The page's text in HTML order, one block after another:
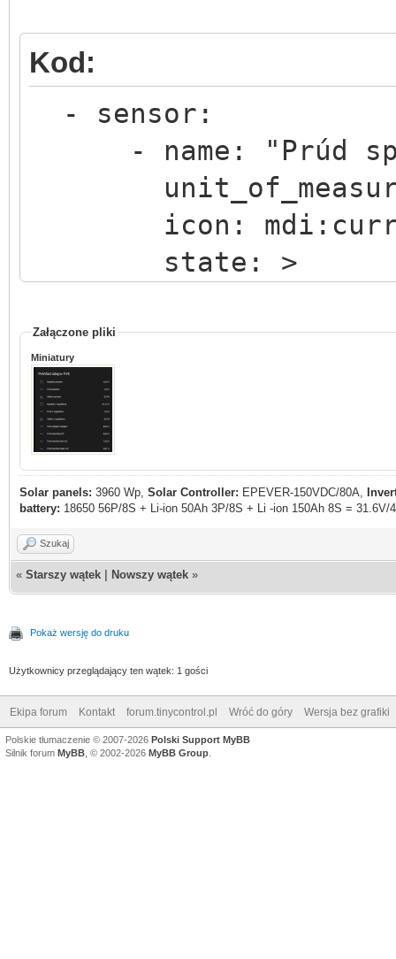
Kod:
- sensor:
- name: "Prúd
icon:
state: >
{{
}}
Załączone pliki
Miniatury
Solar panels: 3960 Wp, Solar Controller: EPEVER-150VDC/80A,
battery: 18650 56P/8S + Li-ion 50Ah 3P/8S + Li -ion 150Ah 8S = 31.6V/
Szukaj
« Starszy wątek Nowszy wątek »
Pokaż wersję do druku
Użytkownicy przeglądający ten wątek: 1 gości
Ekipa forum Kontakt forum.tinycontrol.pl Wróć do góry Wersja bez grafiki
Polskie tłumaczenie © 2007-2026 Polski Support MyBB
Silnik forum MyBB , © 2002-2026 MyBB Group